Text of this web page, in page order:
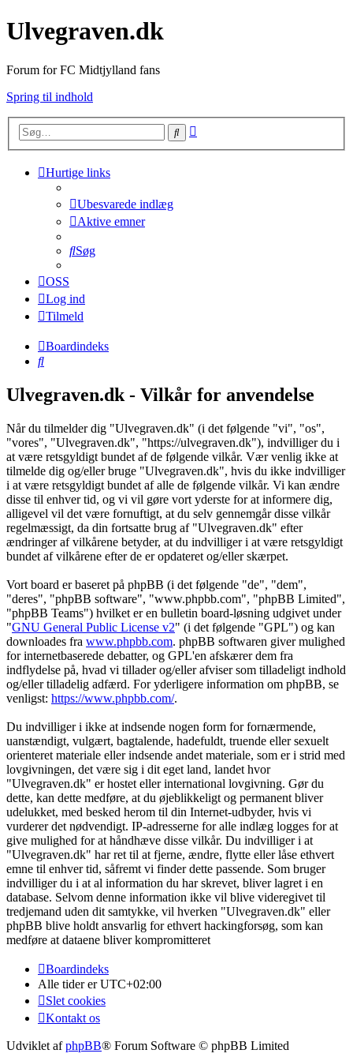
Ulvegraven.dk
Forum for FC Midtjylland fans
Spring til indhold
Søg
Hurtige links
Ubesvarede indlæg
Aktive emner
Søg
OSS
Log ind
Tilmeld
Boardindeks
Søg
Ulvegraven.dk - Vilkår for anvendelse
Når du tilmelder dig "Ulvegraven.dk" (i det følgende "vi", "os",
"vores", "Ulvegraven.dk", "https://ulvegraven.dk"), indvilliger du i
at være retsgyldigt bundet af de følgende vilkår. Vær venlig ikke at
tilmelde dig og/eller bruge "Ulvegraven.dk", hvis du ikke indvilliger
i at være retsgyldigt bundet af alle de følgende vilkår. Vi kan ændre
disse til enhver tid, og vi vil gøre vort yderste for at informere dig,
alligevel vil det være fornuftigt, at du selv gennemgår disse vilkår
regelmæssigt, da din fortsatte brug af "Ulvegraven.dk" efter
ændringer af vilkårene betyder, at du indvilliger i at være retsgyldigt
bundet af vilkårene efter de er opdateret og/eller skærpet.
Vort board er baseret på phpBB (i det følgende "de", "dem",
"deres", "phpBB software", "www.phpbb.com", "phpBB Limited",
"phpBB Teams") hvilket er en bulletin board-løsning udgivet under
"GNU General Public License v2" (i det følgende "GPL") og kan
downloades fra www.phpbb.com. phpBB softwaren giver mulighed
for internetbaserede debatter, og GPL'en afskærer dem fra
indflydelse på, hvad vi tillader og/eller afviser som tilladeligt indhold
og/eller tilladelig adfærd. For yderligere information om phpBB, se
venligst: https://www.phpbb.com/.
Du indvilliger i ikke at indsende nogen form for fornærmende,
uanstændigt, vulgært, bagtalende, hadefuldt, truende eller sexuelt
orienteret materiale eller indsende andet materiale, som er i strid med
lovgivningen, det være sig i dit eget land, landet hvor
"Ulvegraven.dk" er hostet eller international lovgivning. Gør du
dette, kan dette medføre, at du øjeblikkeligt og permanent bliver
udelukket, med besked herom til din Internet-udbyder, hvis vi
vurderer det nødvendigt. IP-adresserne for alle indlæg logges for at
give mulighed for at håndhæve disse vilkår. Du indvilliger i at
"Ulvegraven.dk" har ret til at fjerne, ændre, flytte eller låse ethvert
emne til enhver tid, såfremt vi finder dette passende. Som bruger
indvilliger du i at al information du har skrevet, bliver lagret i en
database. Selvom denne information ikke vil blive videregivet til
tredjemand uden dit samtykke, vil hverken "Ulvegraven.dk" eller
phpBB blive holdt ansvarlig for ethvert hackingforsøg, som kan
medføre at dataene bliver kompromitteret
Boardindeks
Alle tider erUTC+02:00
Slet cookies
Kontakt os
Udviklet afphpBB® Forum Software © phpBB Limited